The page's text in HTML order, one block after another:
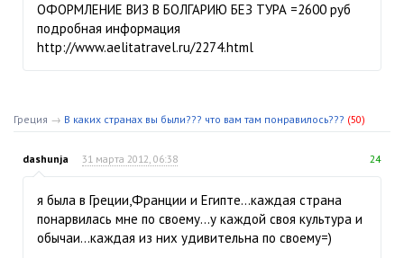
ОФОРМЛЕНИЕ ВИЗ В БОЛГАРИЮ БЕЗ ТУРА =2600 руб
подробная информация
http://www.aelitatravel.ru/2274.html
Греция → В каких странах вы были??? что вам там понравилось??? (50)
dashunja 31 марта 2012, 06:38 24
я была в Греции,Франции и Египте...каждая страна
понарвилась мне по своему...у каждой своя культура и
обычаи...каждая из них удивительна по своему=)